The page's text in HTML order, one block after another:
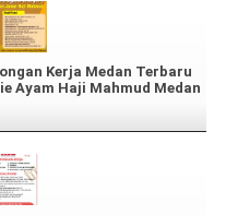
Kerja Medan Terbaru
Ayam Haji Mahmud Medan